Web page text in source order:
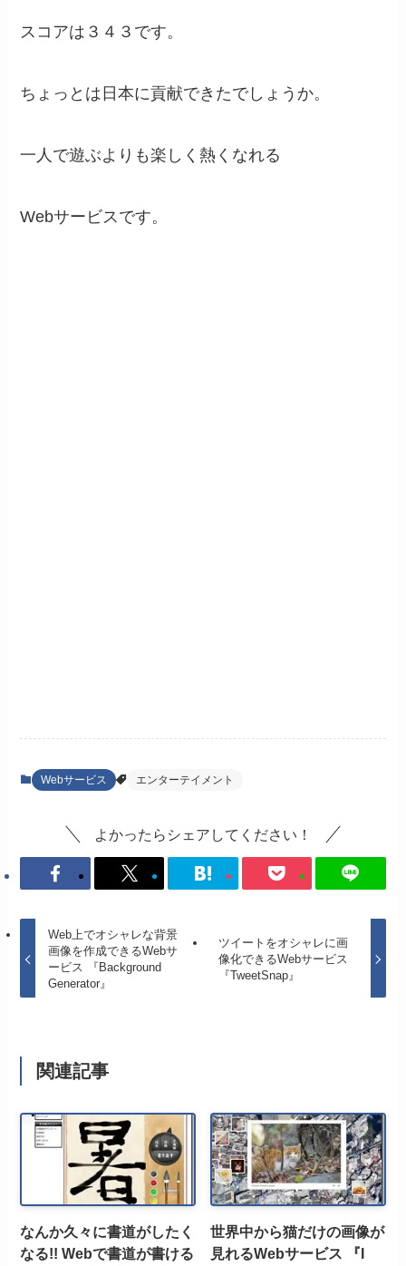
スコアは３４３です。
ちょっとは日本に貢献できたでしょうか。
一人で遊ぶよりも楽しく熱くなれる
Webサービスです。
Webサービス エンターテイメント
よかったらシェアしてください！
Web上でオシャレな背景
画像を作成できるWebサ
ービス 『Background
Generator』
ツイートをオシャレに画
像化できるWebサービス
『TweetSnap』
関連記事
なんか久々に書道がしたく
なる!! Webで書道が書ける
世界中から猫だけの画像が
見れるWebサービス 『I